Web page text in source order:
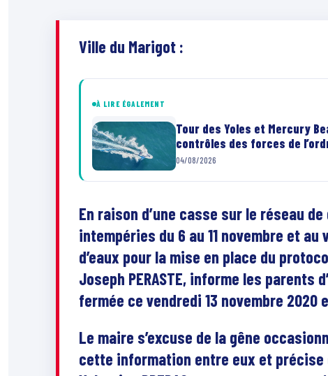
Ville du Marigot :
À LIRE ÉGALEMENT
Tour des Yoles et Mercury
contrôles des forces de
04/08/2026
En raison d’une casse sur le réseau
intempéries du 6 au 11 novembre et
d’eaux pour la mise en place du
Joseph PERASTE, informe les parents
fermée ce vendredi 13 novembre 2020
Le maire s’excuse de la gêne
cette information entre eux et précise